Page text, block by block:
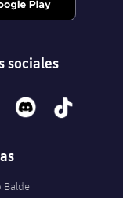
sociales
discord tiktok
Balde